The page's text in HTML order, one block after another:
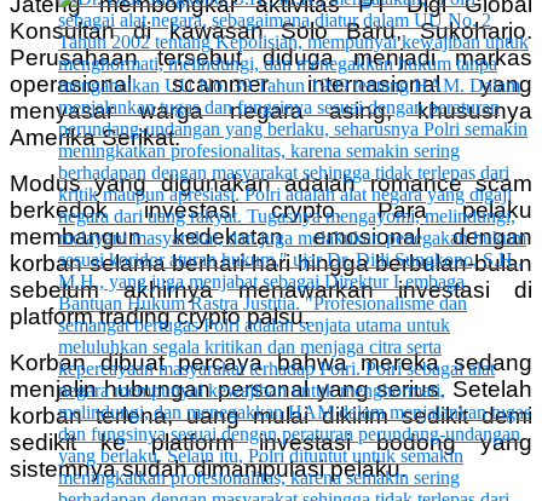
Konsultan di kawasan Solo Baru, Sukoharjo.
Perusahaan tersebut diduga menjadi markas
operasional scammer internasional yang
menyasar warga negara asing, khususnya
Amerika Serikat.
Modus yang digunakan adalah romance scam
berkedok investasi crypto. Para pelaku
membangun kedekatan emosional dengan
korban selama berhari-hari hingga berbulan-bulan
sebelum akhirnya menawarkan investasi di
platform trading crypto palsu.
Korban dibuat percaya bahwa mereka sedang
menjalin hubungan personal yang serius. Setelah
korban terlena, uang mulai dikirim sedikit demi
sedikit ke platform investasi bodong yang
sistemnya sudah dimanipulasi pelaku.